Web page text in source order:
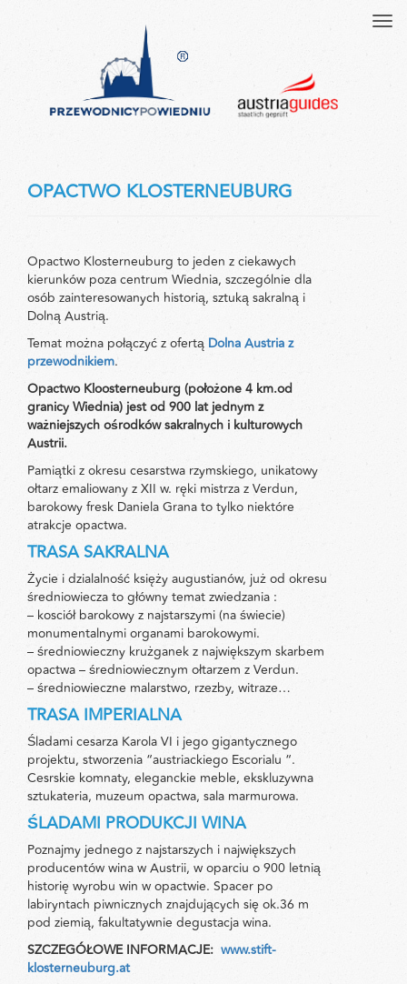
OPACTWO KLOSTERNEUBURG
Opactwo Klosterneuburg to jeden z ciekawych
kierunków poza centrum Wiednia, szczególnie dla
osób zainteresowanych historią, sztuką sakralną i
Dolną Austrią.
Temat można połączyć z ofertą Dolna Austria z
przewodnikiem.
Opactwo Kloosterneuburg (położone 4 km.od
granicy Wiednia) jest od 900 lat jednym z
ważniejszych ośrodków sakralnych i kulturowych
Austrii.
Pamiątki z okresu cesarstwa rzymskiego, unikatowy
ołtarz emaliowany z XII w. ręki mistrza z Verdun,
barokowy fresk Daniela Grana to tylko niektóre
atrakcje opactwa.
TRASA SAKRALNA
Życie i dzialalność księży augustianów, już od okresu
średniowiecza to główny temat zwiedzania :
– kosciół barokowy z najstarszymi (na świecie)
monumentalnymi organami barokowymi.
– średniowieczny krużganek z największym skarbem
opactwa – średniowiecznym ołtarzem z Verdun.
– średniowieczne malarstwo, rzezby, witraze…
TRASA IMPERIALNA
Śladami cesarza Karola VI i jego gigantycznego
projektu, stworzenia “austriackiego Escorialu “.
Cesrskie komnaty, eleganckie meble, ekskluzywna
sztukateria, muzeum opactwa, sala marmurowa.
ŚLADAMI PRODUKCJI WINA
Poznajmy jednego z najstarszych i największych
producentów wina w Austrii, w oparciu o 900 letnią
historię wyrobu win w opactwie. Spacer po
labiryntach piwnicznych znajdujących się ok.36 m
pod ziemią, fakultatywnie degustacja wina.
SZCZEGÓŁOWE INFORMACJE: www.stift-
klosterneuburg.at